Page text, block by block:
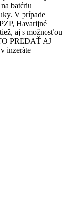
batériu
V prípade
Havarijné
aj s možnosťou
PREDAŤ AJ
inzeráte